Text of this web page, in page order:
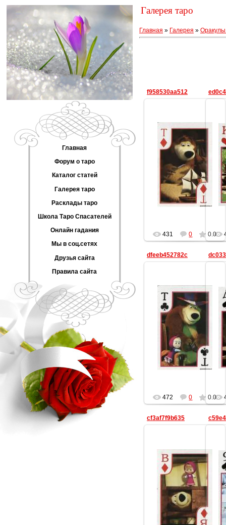
Главная
Форум о таро
Каталог статей
Галерея таро
Расклады таро
Школа Таро Спасателей
Онлайн гадания
Мы в соц.сетях
Друзья сайта
Правила сайта
Галерея таро
Главная » Галерея »
f958530aa512
20.08.2013
Lisika
431 0 0.0
dfeeb452782c
20.08.2013
Lisika
472 0 0.0
cf3af7f9b635
20.08.2013
Lisika